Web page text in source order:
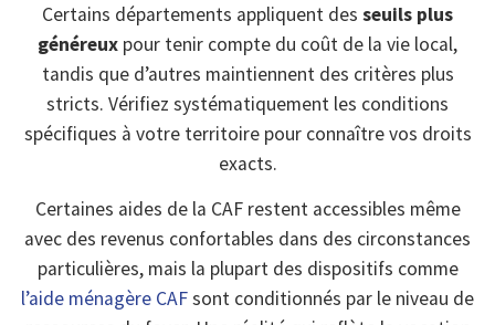
Certains départements appliquent des seuils plus
généreux pour tenir compte du coût de la vie local,
tandis que d’autres maintiennent des critères plus
stricts. Vérifiez systématiquement les conditions
spécifiques à votre territoire pour connaître vos droits
exacts.
Certaines aides de la CAF restent accessibles même
avec des revenus confortables dans des circonstances
particulières, mais la plupart des dispositifs comme
l’aide ménagère CAFsont conditionnés par le niveau de